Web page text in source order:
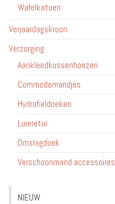
Wafelkatoen
Verjaardagskroon
Verzorging
Aankleedkussenhoezen
Commodemandjes
Hydrofieldoeken
Luieretui
Omslagdoek
Verschoonmand accessoires
NIEUW